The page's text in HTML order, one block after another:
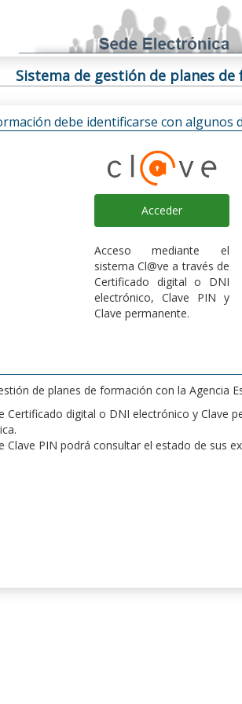
Sistema de gestión de planes
debe identificarse con algunos
Acceder
Acceso mediante el
sistema Cl@ve a través de
Certificado digital o DNI
electrónico, Clave PIN y
Clave permanente.
de planes de formación con la Agencia
Certificado digital o DNI electrónico y Clave
Clave PIN podrá consultar el estado de sus